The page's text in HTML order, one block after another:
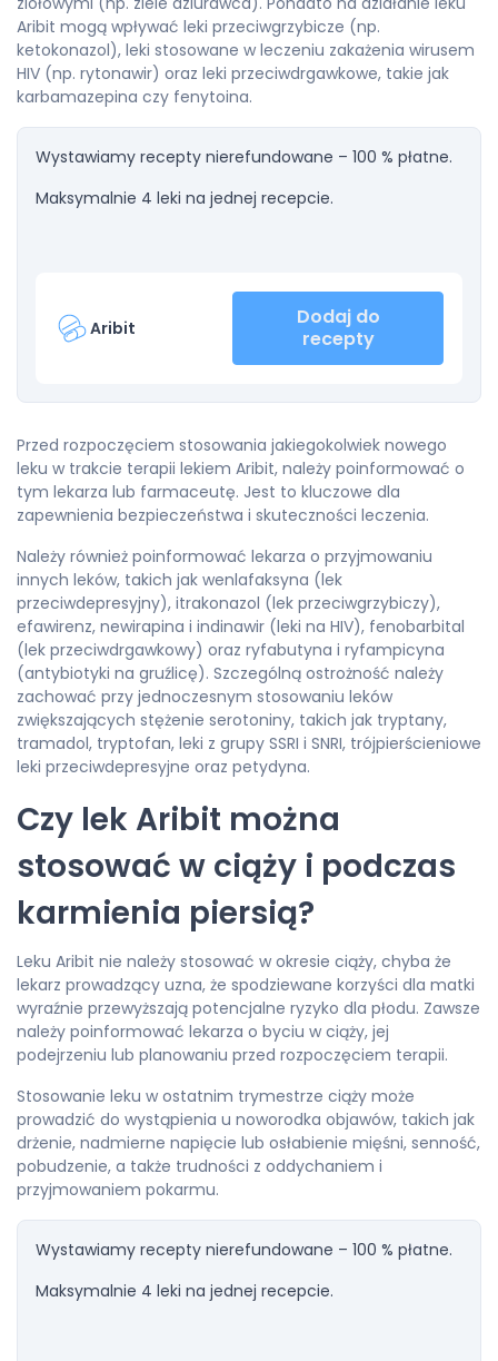
Aribit mogą wpływać leki przeciwgrzybicze (np.
ketokonazol), leki stosowane w leczeniu zakażenia wirusem
HIV (np. rytonawir) oraz leki przeciwdrgawkowe, takie jak
karbamazepina czy fenytoina.
Wystawiamy recepty nierefundowane – 100 % płatne.
Maksymalnie 4 leki na jednej recepcie.
Aribit
Dodaj do
recepty
Przed rozpoczęciem stosowania jakiegokolwiek nowego
leku w trakcie terapii lekiem Aribit, należy poinformować o
tym lekarza lub farmaceutę. Jest to kluczowe dla
zapewnienia bezpieczeństwa i skuteczności leczenia.
Należy również poinformować lekarza o przyjmowaniu
innych leków, takich jak wenlafaksyna (lek
przeciwdepresyjny), itrakonazol (lek przeciwgrzybiczy),
efawirenz, newirapina i indinawir (leki na HIV), fenobarbital
(lek przeciwdrgawkowy) oraz ryfabutyna i ryfampicyna
(antybiotyki na gruźlicę). Szczególną ostrożność należy
zachować przy jednoczesnym stosowaniu leków
zwiększających stężenie serotoniny, takich jak tryptany,
tramadol, tryptofan, leki z grupy SSRI i SNRI, trójpierścieniowe
leki przeciwdepresyjne oraz petydyna.
Czy lek Aribit można
stosować w ciąży i podczas
karmienia piersią?
Leku Aribit nie należy stosować w okresie ciąży, chyba że
lekarz prowadzący uzna, że spodziewane korzyści dla matki
wyraźnie przewyższają potencjalne ryzyko dla płodu. Zawsze
należy poinformować lekarza o byciu w ciąży, jej
podejrzeniu lub planowaniu przed rozpoczęciem terapii.
Stosowanie leku w ostatnim trymestrze ciąży może
prowadzić do wystąpienia u noworodka objawów, takich jak
drżenie, nadmierne napięcie lub osłabienie mięśni, senność,
pobudzenie, a także trudności z oddychaniem i
przyjmowaniem pokarmu.
Wystawiamy recepty nierefundowane – 100 % płatne.
Maksymalnie 4 leki na jednej recepcie.